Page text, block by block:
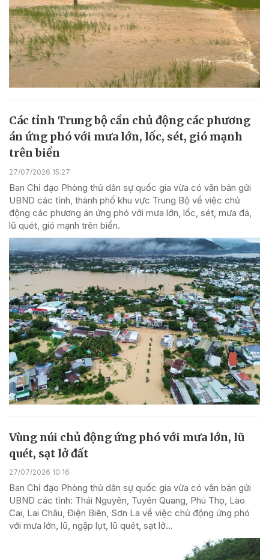
Các tỉnh Trung bộ cần chủ động các phương
án ứng phó với mưa lớn, lốc, sét, gió mạnh
trên biển
27/07/2026 15:27
Ban Chỉ đạo Phòng thủ dân sự quốc gia vừa có văn bản gửi
UBND các tỉnh, thành phố khu vực Trung Bộ về việc chủ
động các phương án ứng phó với mưa lớn, lốc, sét, mưa đá,
lũ quét, gió mạnh trên biển.
Vùng núi chủ động ứng phó với mưa lớn, lũ
quét, sạt lở đất
27/07/2026 10:16
Ban Chỉ đạo Phòng thủ dân sự quốc gia vừa có văn bản gửi
UBND các tỉnh: Thái Nguyên, Tuyên Quang, Phú Thọ, Lào
Cai, Lai Châu, Điện Biên, Sơn La về việc chủ động ứng phó
với mưa lớn, lũ, ngập lụt, lũ quét, sạt lở...